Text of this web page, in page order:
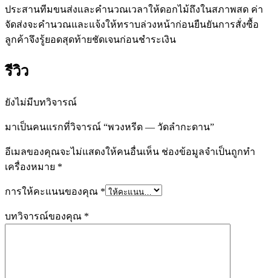
ประสานทีมขนส่งและคำนวณเวลาให้ดอกไม้ถึงในสภาพสด ค่า
จัดส่งจะคำนวณและแจ้งให้ทราบล่วงหน้าก่อนยืนยันการสั่งซื้อ
ลูกค้าจึงรู้ยอดสุดท้ายชัดเจนก่อนชำระเงิน
รีวิว
ยังไม่มีบทวิจารณ์
มาเป็นคนแรกที่วิจารณ์ “พวงหรีด — วัดลำกะดาน”
อีเมลของคุณจะไม่แสดงให้คนอื่นเห็น ช่องข้อมูลจำเป็นถูกทำ
เครื่องหมาย *
การให้คะแนนของคุณ *
บทวิจารณ์ของคุณ *